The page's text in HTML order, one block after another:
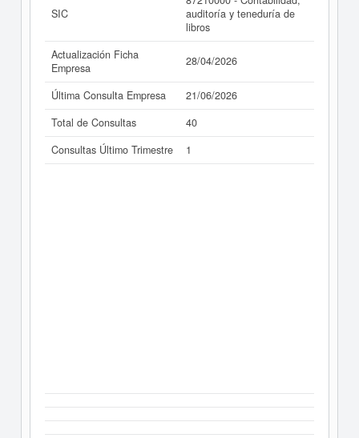
SIC
auditoría y teneduría de
libros
Actualización Ficha
Empresa
28/04/2026
Última Consulta Empresa
21/06/2026
Total de Consultas
40
Consultas Último Trimestre
1